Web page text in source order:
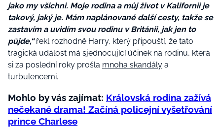
jako my všichni. Moje rodina a můj život v Kalifornii je
takový, jaký je. Mám naplánované další cesty, takže se
zastavím a uvidím svou rodinu v Británii, jak jen to
půjde,“řekl rozhodně Harry, který připouští, že tato
tragická událost má sjednocující účinek na rodinu, která
si za poslední roky prošla mnoha skandály a
turbulencemi.
Mohlo by vás zajímat: Královská rodina zažívá
nečekané drama! Začíná policejní vyšetřování
prince Charlese